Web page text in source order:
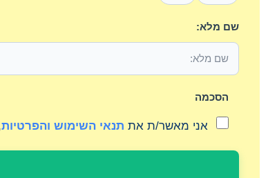
שם מלא:
הסכמה
אני מאשר/ת את תנאי השימוש והפרטיות